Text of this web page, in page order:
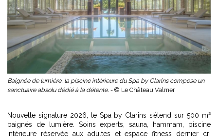
Baignée de lumière, la piscine intérieure du Spa by Clarins compose un
sanctuaire absolu dédié à la détente. - © Le Château Valmer
Nouvelle signature 2026, le Spa by Clarins s’étend sur 500 m²
baignés de lumière. Soins experts, sauna, hammam, piscine
intérieure réservée aux adultes et espace fitness dernier cri